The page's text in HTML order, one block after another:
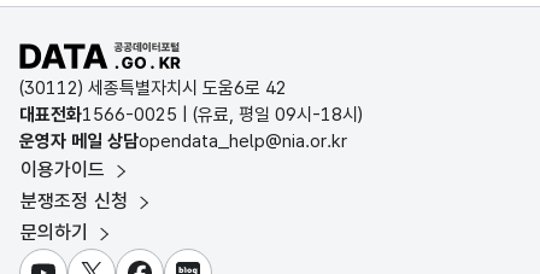
D-데이터허브
인천데이터포털
울산광역시 데이터포털
전남광주통합특별시 빅데이터 플랫폼
대전광역시 데이터포털
세종특별자치시 데이터포털
국토교통부 공간정보오픈플랫폼
환경부 환경데이터포털
문화데이터광장
농림축산식품 공공데이터포털
보건의료빅데이터개방시스템
식품의약품안전처 데이터포털
공공데이터포털 바로가기
(30112) 세종특별자치시 도움6로 42
대표전화1566-0025 | (유료, 평일 09시-18시)
운영자 메일 상담opendata_help@nia.or.kr
이용가이드
분쟁조정 신청
문의하기